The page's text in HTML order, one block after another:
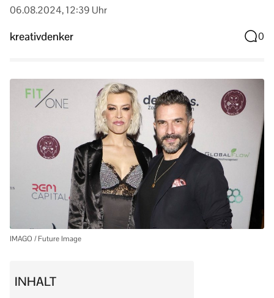
06.08.2024, 12:39 Uhr
kreativdenker 0
IMAGO / Future Image
INHALT